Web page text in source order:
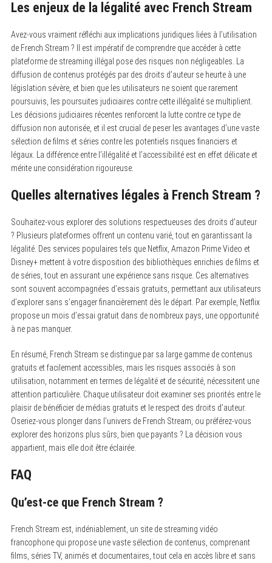
Les enjeux de la légalité avec French Stream
Avez-vous vraiment réfléchi aux implications juridiques liées à l’utilisation
de French Stream ? Il est impératif de comprendre que accéder à cette
plateforme de streaming illégal pose des risques non négligeables. La
diffusion de contenus protégés par des droits d’auteur se heurte à une
législation sévère, et bien que les utilisateurs ne soient que rarement
poursuivis, les poursuites judiciaires contre cette illégalité se multiplient.
Les décisions judiciaires récentes renforcent la lutte contre ce type de
diffusion non autorisée, et il est crucial de peser les avantages d’une vaste
sélection de films et séries contre les potentiels risques financiers et
légaux. La différence entre l’illégalité et l’accessibilité est en effet délicate et
mérite une considération rigoureuse.
Quelles alternatives légales à French Stream ?
Souhaitez-vous explorer des solutions respectueuses des droits d’auteur
? Plusieurs plateformes offrent un contenu varié, tout en garantissant la
légalité. Des services populaires tels que Netflix, Amazon Prime Video et
Disney+ mettent à votre disposition des bibliothèques enrichies de films et
de séries, tout en assurant une expérience sans risque. Ces alternatives
sont souvent accompagnées d’essais gratuits, permettant aux utilisateurs
d’explorer sans s’engager financièrement dès le départ. Par exemple, Netflix
propose un mois d’essai gratuit dans de nombreux pays, une opportunité
à ne pas manquer.
En résumé, French Stream se distingue par sa large gamme de contenus
gratuits et facilement accessibles, mais les risques associés à son
utilisation, notamment en termes de légalité et de sécurité, nécessitent une
attention particulière. Chaque utilisateur doit examiner ses priorités entre le
plaisir de bénéficier de médias gratuits et le respect des droits d’auteur.
Oseriez-vous plonger dans l’univers de French Stream, ou préférez-vous
explorer des horizons plus sûrs, bien que payants ? La décision vous
appartient, mais elle doit être éclairée.
FAQ
Qu’est-ce que French Stream ?
French Stream est, indéniablement, un site de streaming vidéo
francophone qui propose une vaste sélection de contenus, comprenant
films, séries TV, animés et documentaires, tout cela en accès libre et sans